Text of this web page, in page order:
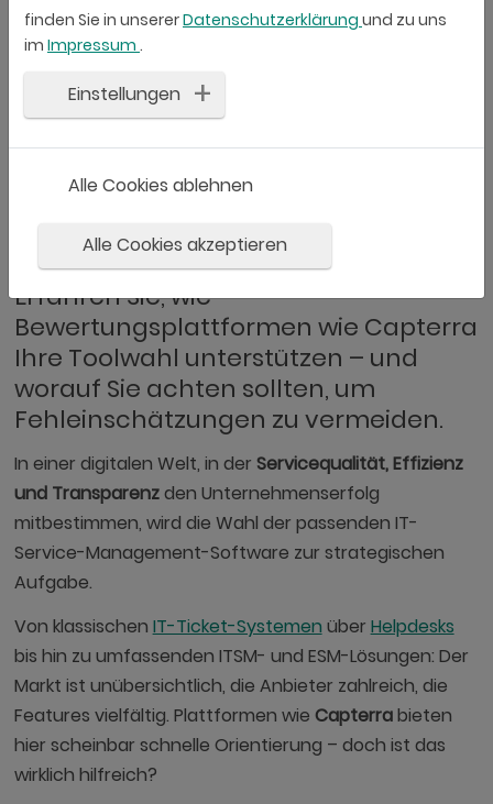
Capterra & Co.:
Orientierung oder Illusion
bei der Toolwahl im
Service Management?
Erfahren Sie, wie
Bewertungsplattformen wie Capterra
Ihre Toolwahl unterstützen – und
worauf Sie achten sollten, um
Fehleinschätzungen zu vermeiden.
In einer digitalen Welt, in der Servicequalität, Effizienz
und Transparenzden Unternehmenserfolg
mitbestimmen, wird die Wahl der passenden IT-
Service-Management-Software zur strategischen
Aufgabe.
Von klassischen IT-Ticket-Systemen über Helpdesks
bis hin zu umfassenden ITSM- und ESM-Lösungen: Der
Markt ist unübersichtlich, die Anbieter zahlreich, die
Features vielfältig. Plattformen wie Capterrabieten
hier scheinbar schnelle Orientierung – doch ist das
wirklich hilfreich?
finden Sie in unsererDatenschutzerklärung und zu uns
im Impressum .
Einstellungen
Alle Cookies ablehnen
Alle Cookies akzeptieren